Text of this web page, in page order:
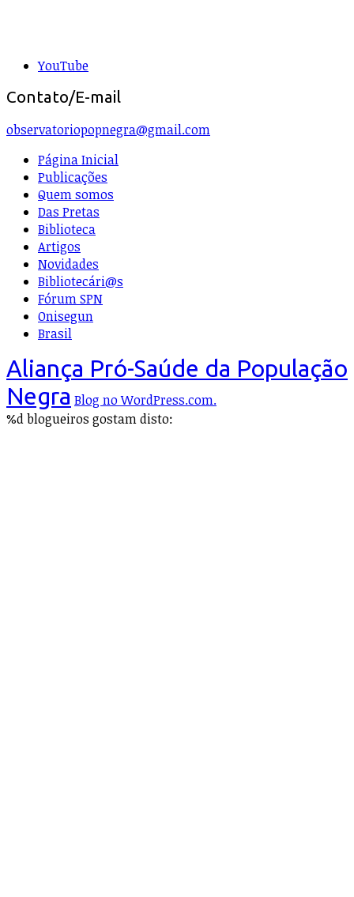
YouTube
Contato/E-mail
observatoriopopnegra@gmail.com
Página Inicial
Publicações
Quem somos
Das Pretas
Biblioteca
Artigos
Novidades
Bibliotecári@s
Fórum SPN
Onisegun
Brasil
Aliança Pró-Saúde da População
Negra Blog no WordPress.com.
%dblogueiros gostam disto: